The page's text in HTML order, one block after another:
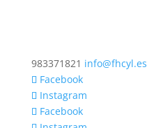
983371821 info@fhcyl.es
Facebook
Instagram
Facebook